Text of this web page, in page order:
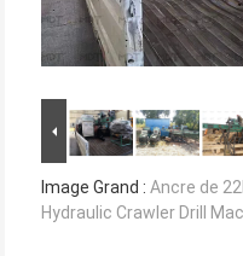
Image Grand : Ancre de
Hydraulic Crawler Drill